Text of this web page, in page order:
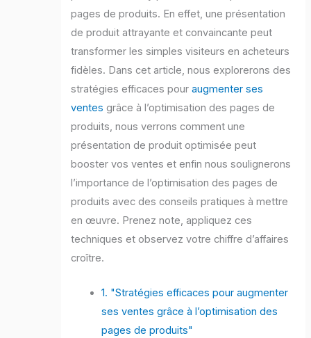
pages de produits. En effet, une présentation
de produit attrayante et convaincante peut
transformer les simples visiteurs en acheteurs
fidèles. Dans cet article, nous explorerons des
stratégies efficaces pouraugmenter ses
ventes grâce à l’optimisation des pages de
produits, nous verrons comment une
présentation de produit optimisée peut
booster vos ventes et enfin nous soulignerons
l’importance de l’optimisation des pages de
produits avec des conseils pratiques à mettre
en œuvre. Prenez note, appliquez ces
techniques et observez votre chiffre d’affaires
croître.
1. "Stratégies efficaces pour augmenter
ses ventes grâce à l’optimisation des
pages de produits"